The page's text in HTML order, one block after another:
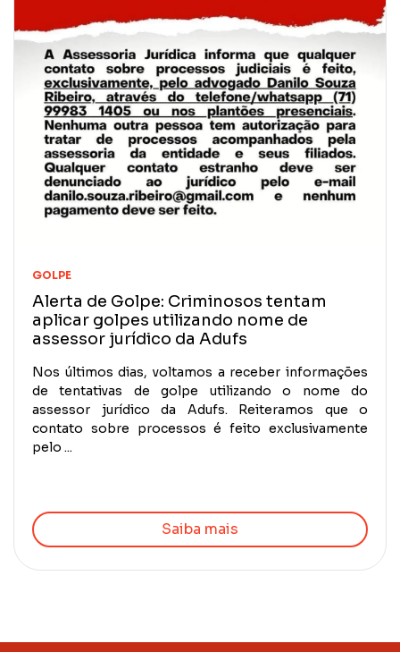
GOLPE
Alerta de Golpe: Criminosos tentam
aplicar golpes utilizando nome de
assessor jurídico da Adufs
Nos últimos dias, voltamos a receber informações
de tentativas de golpe utilizando o nome do
assessor jurídico da Adufs. Reiteramos que o
contato sobre processos é feito exclusivamente
pelo ...
Saiba mais